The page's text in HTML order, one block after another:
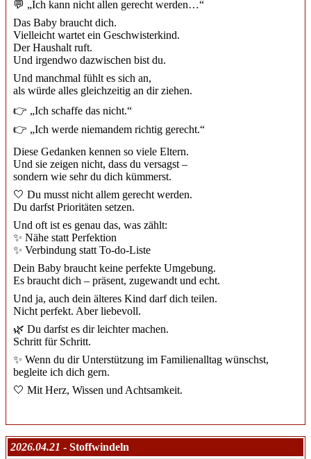
💬 „Ich kann nicht allen gerecht werden…“
Das Baby braucht dich.
Vielleicht wartet ein Geschwisterkind.
Der Haushalt ruft.
Und irgendwo dazwischen bist du.
Und manchmal fühlt es sich an,
als würde alles gleichzeitig an dir ziehen.
👉 „Ich schaffe das nicht.“
👉 „Ich werde niemandem richtig gerecht.“
Diese Gedanken kennen so viele Eltern.
Und sie zeigen nicht, dass du versagst –
sondern wie sehr du dich kümmerst.
🤍 Du musst nicht allem gerecht werden.
Du darfst Prioritäten setzen.
Und oft ist es genau das, was zählt:
✨ Nähe statt Perfektion
✨ Verbindung statt To-do-Liste
Dein Baby braucht keine perfekte Umgebung.
Es braucht dich – präsent, zugewandt und echt.
Und ja, auch dein älteres Kind darf dich teilen.
Nicht perfekt. Aber liebevoll.
🌿 Du darfst es dir leichter machen.
Schritt für Schritt.
✨ Wenn du dir Unterstützung im Familienalltag wünschst,
begleite ich dich gern.
🤍 Mit Herz, Wissen und Achtsamkeit.
2026.04.21 - Stoffwindeln